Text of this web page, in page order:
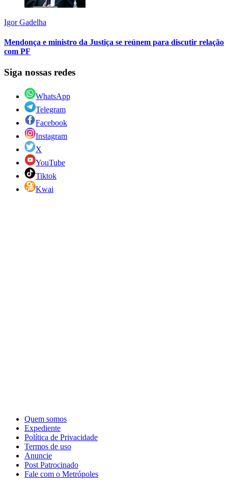
Igor Gadelha
Mendonça e ministro da Justiça se reúnem para discutir relação
com PF
Siga nossas redes
WhatsApp
Telegram
Facebook
Instagram
X
YouTube
Tiktok
Kwai
Quem somos
Expediente
Política de Privacidade
Termos de uso
Anuncie
Post Patrocinado
Fale com o Metrópoles